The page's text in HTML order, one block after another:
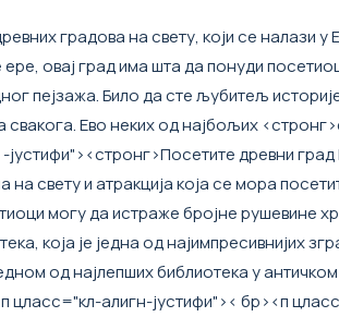
градова на свету, који се налази
овај град има шта да понуди
пејзажа. Било да сте љубитељ
Ево неких од најбољих
јустифи"><стронг>Посетите древни
свету и атракција која се мора
могу да истраже бројне рушевине
која је једна од најимпресивнијих
од најлепших библиотека у
цласс="кл-алигн-јустифи">< бр><п